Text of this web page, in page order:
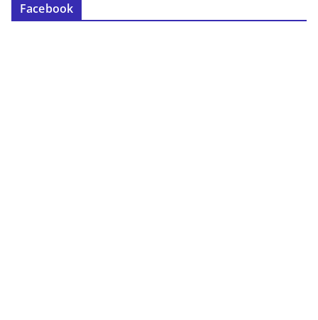
Facebook